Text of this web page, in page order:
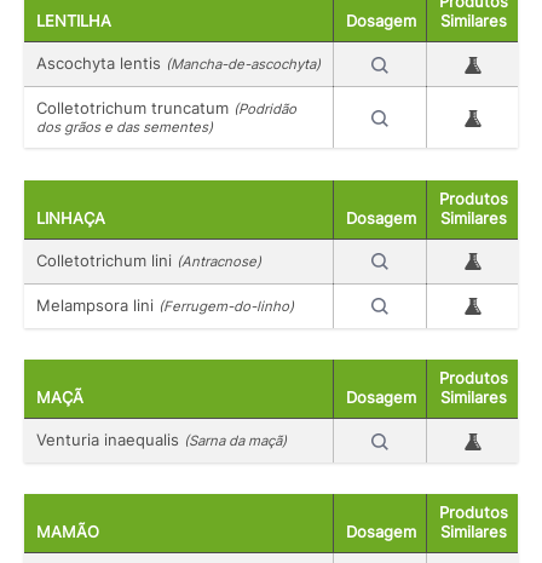
LENTILHA Dosagem
Similares
Ascochyta lentis (Mancha-de-ascochyta)
Colletotrichum truncatum (Podridão
dos grãos e das sementes)
LINHAÇA Dosagem
Produtos
Similares
Colletotrichum lini (Antracnose)
Melampsora lini (Ferrugem-do-linho)
MAÇÃ Dosagem
Produtos
Similares
Venturia inaequalis (Sarna da maçã)
MAMÃO Dosagem
Produtos
Similares